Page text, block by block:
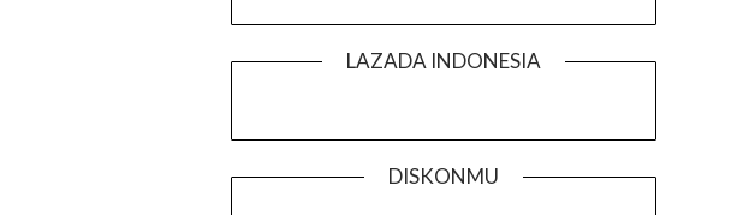
LAZADA INDONESIA
DISKONMU